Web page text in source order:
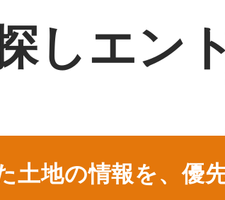
しエン
土地の情報を、優